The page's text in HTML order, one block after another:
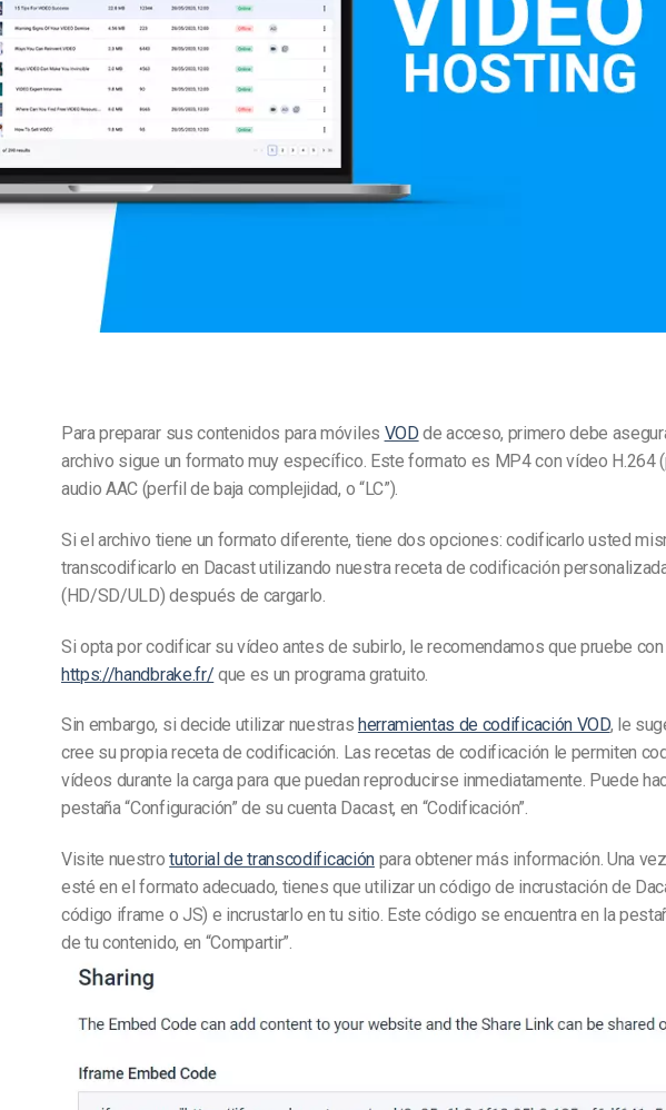
Privacidad y Seguridad
Marketing de Video
Aprendizaje en Línea
Emisoras de Radio y Televisión
Para preparar sus contenidos para móviles VOD de acceso, primero debe
archivo sigue un formato muy específico. Este formato es MP4 con vídeo H.264
audio AAC (perfil de baja complejidad, o “LC”).
Si el archivo tiene un formato diferente, tiene dos opciones: codificarlo usted
transcodificarlo en Dacast utilizando nuestra receta de codificación
(HD/SD/ULD) después de cargarlo.
Si opta por codificar su vídeo antes de subirlo, le recomendamos que pruebe con
https://handbrake.fr/ que es un programa gratuito.
Sin embargo, si decide utilizar nuestras herramientas de codificación VOD, le
cree su propia receta de codificación. Las recetas de codificación le permiten
vídeos durante la carga para que puedan reproducirse inmediatamente. Puede
pestaña “Configuración” de su cuenta Dacast, en “Codificación”.
Visite nuestrotutorial de transcodificaciónpara obtener más información. Una
esté en el formato adecuado, tienes que utilizar un código de incrustación de
código iframe o JS) e incrustarlo en tu sitio. Este código se encuentra en la
de tu contenido, en “Compartir”.